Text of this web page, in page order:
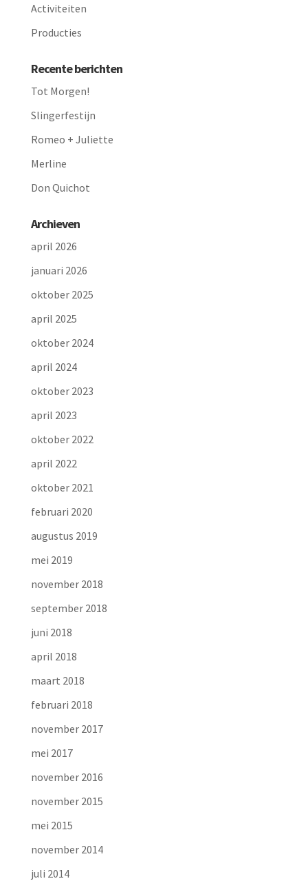
Activiteiten
Producties
Recente berichten
Tot Morgen!
Slingerfestijn
Romeo + Juliette
Merline
Don Quichot
Archieven
april 2026
januari 2026
oktober 2025
april 2025
oktober 2024
april 2024
oktober 2023
april 2023
oktober 2022
april 2022
oktober 2021
februari 2020
augustus 2019
mei 2019
november 2018
september 2018
juni 2018
april 2018
maart 2018
februari 2018
november 2017
mei 2017
november 2016
november 2015
mei 2015
november 2014
juli 2014